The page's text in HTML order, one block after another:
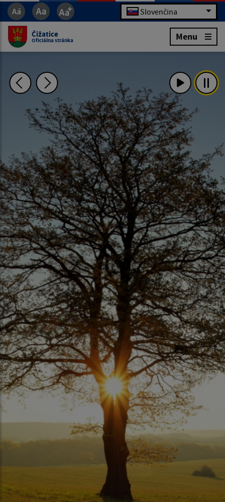
Slovenčina
Čižatice
Oficiálna stránka Menu